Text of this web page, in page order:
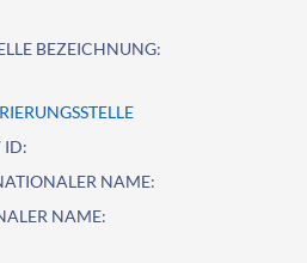
BEZEICHNUNG:
ID:
NAME:
NAME: